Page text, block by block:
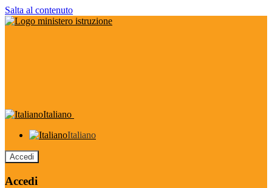
Salta al contenuto
Italiano
Italiano
Accedi
Accedi